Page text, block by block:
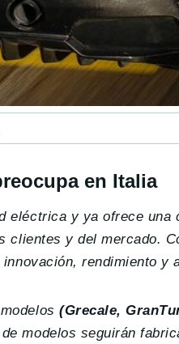
en Italia
eléctrica y ya ofrece
clientes y del mercado.
rendimiento y
(Grecale,
modelos seguirán